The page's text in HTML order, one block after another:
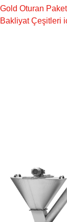
Gold Oturan
Bakliyat Çeşitleri